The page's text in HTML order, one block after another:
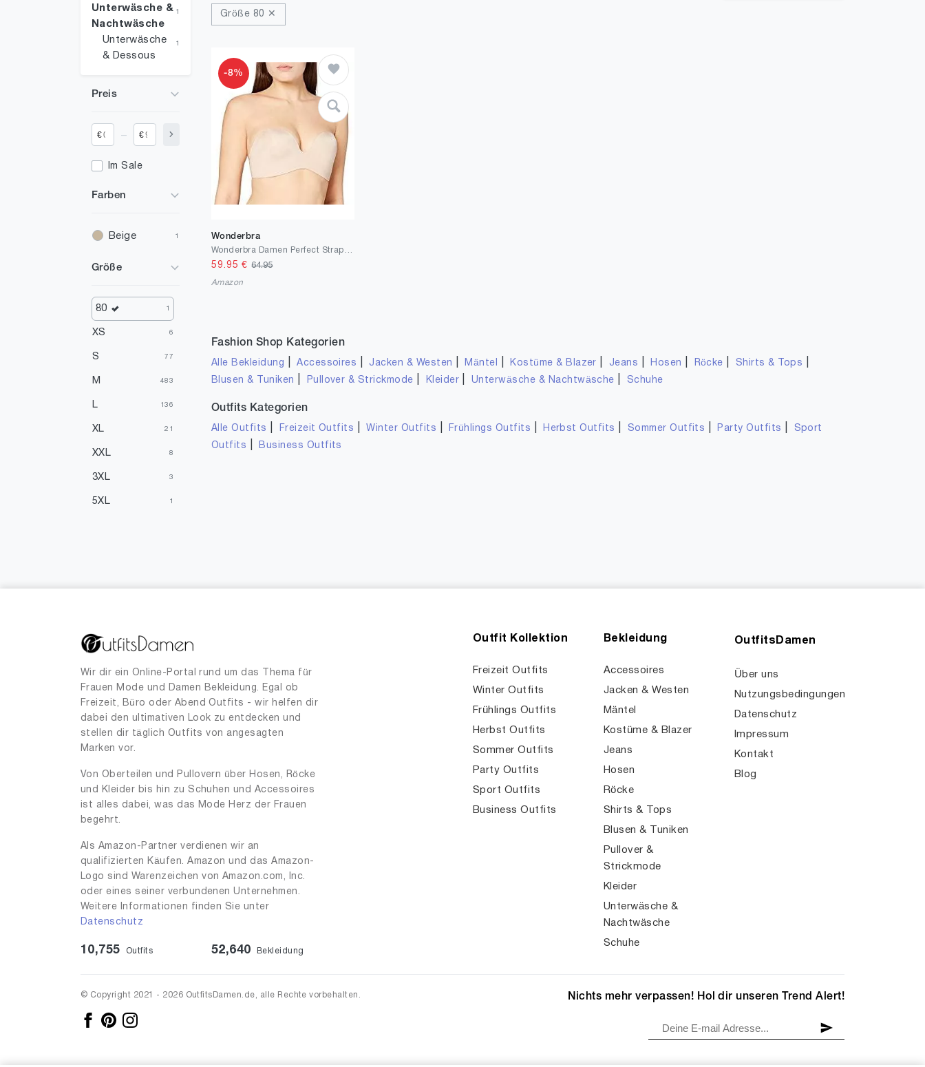
Unterwäsche &
Nachtwäsche
1
Unterwäsche
& Dessous
1
Preis
€ €
Im Sale
Farben
Beige 1
Größe
80 1
XS 6
S 77
M 483
L 136
XL 21
XXL 8
3XL 3
5XL 1
40 8
44 1
Größe 80 ✕
-8%
Wonderbra
59.95 €64.95
Amazon
Fashion Shop Kategorien
Alle Bekleidung |Accessoires Jacken & Westen Mäntel Kostüme & Blazer Jeans Hosen Röcke Shirts & Tops
Blusen & Tuniken Pullover & Strickmode Kleider Unterwäsche & Nachtwäsche Schuhe
Outfits Kategorien
Alle Outfits Freizeit Outfits |Winter Outfits Frühlings Outfits Herbst Outfits Sommer Outfits Party Outfits
Sport
Outfits
Business Outfits
Wir dir ein Online-Portal rund um das Thema für
Frauen Mode und Damen Bekleidung. Egal ob
Freizeit, Büro oder Abend Outfits - wir helfen dir
dabei den ultimativen Look zu entdecken und
stellen dir täglich Outfits von angesagten
Marken vor.
Von Oberteilen und Pullovern über Hosen, Röcke
und Kleider bis hin zu Schuhen und Accessoires
ist alles dabei, was das Mode Herz der Frauen
begehrt.
Als Amazon-Partner verdienen wir an
qualifizierten Käufen. Amazon und das Amazon-
Logo sind Warenzeichen von Amazon.com, Inc.
oder eines seiner verbundenen Unternehmen.
Weitere Informationen finden Sie unter
Datenschutz
10,755 Outfits 52,640 Bekleidung
Outfit Kollektion
Freizeit Outfits
Winter Outfits
Frühlings Outfits
Herbst Outfits
Sommer Outfits
Party Outfits
Sport Outfits
Business Outfits
Bekleidung
Accessoires
Jacken & Westen
Mäntel
Kostüme & Blazer
Jeans
Hosen
Röcke
Shirts & Tops
Blusen & Tuniken
Pullover &
Strickmode
Kleider
Unterwäsche &
Nachtwäsche
Schuhe
OutfitsDamen
Über uns
Nutzungsbedingungen
Datenschutz
Impressum
Kontakt
Blog
© Copyright 2021 - 2026 OutfitsDamen.de, alle Rechte vorbehalten. Nichts mehr verpassen! Hol dir unseren Trend Alert!